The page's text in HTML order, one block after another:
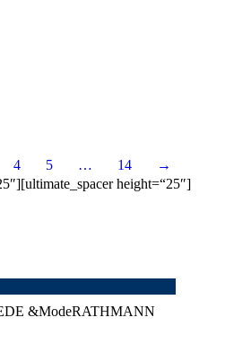
4 5 … 14
→
height=“25″]